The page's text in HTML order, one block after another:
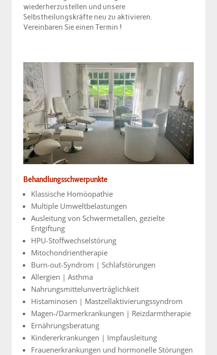
wiederherzustellen und unsere
Selbstheilungskräfte neu zu aktivieren.
Vereinbaren Sie einen Termin !
Behandlungsschwerpunkte
Klassische Homöopathie
Multiple Umweltbelastungen
Ausleitung von Schwermetallen, gezielte
Entgiftung
HPU-Stoffwechselstörung
Mitochondrientherapie
Burn-out-Syndrom | Schlafstörungen
Allergien | Asthma
Nahrungsmittelunverträglichkeit
Histaminosen | Mastzellaktivierungssyndrom
Magen-/Darmerkrankungen | Reizdarmtherapie
Ernährungsberatung
Kindererkrankungen | Impfausleitung
Frauenerkrankungen und hormonelle Störungen